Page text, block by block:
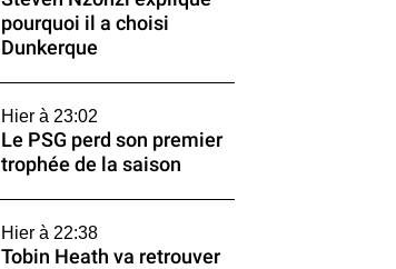
pourquoi il a choisi
Dunkerque
Hier à 23:02
Le PSG perd son premier
trophée de la saison
Hier à 22:38
Tobin Heath va retrouver